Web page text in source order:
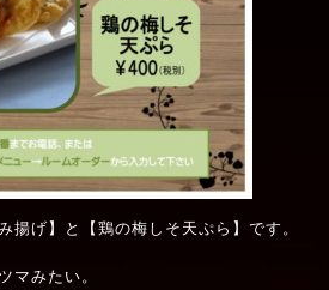
揚げ】と【鶏の梅しそ天ぷら】です。
マみたい。